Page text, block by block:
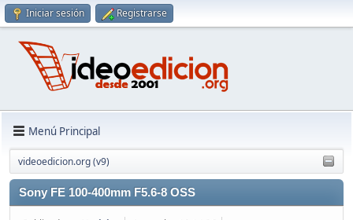
Iniciar sesión Registrarse
Menú Principal
videoedicion.org (v9)
Sony FE 100-400mm F5.6-8 OSS